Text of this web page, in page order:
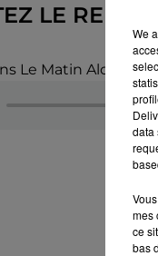
LE
Le Matin Alouette
We
data
mes
ce
bas